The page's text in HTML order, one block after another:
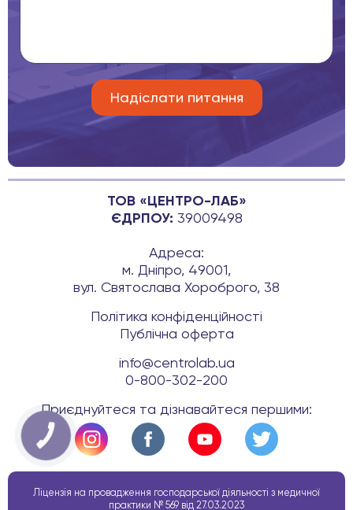
ТОВ «ЦЕНТРО-ЛАБ»
ЄДРПОУ: 39009498
Адреса:
м. Дніпро, 49001,
вул. Святослава Хороброго, 38
Політика конфіденційності
Публічна оферта
info@centrolab.ua
0-800-302-200
Приєднуйтеся та дізнавайтеся першими:
Ліцензія на провадження господарської діяльності з медичної
практики № 569 від 27.03.2023
КНОПКА
ЗВ'ЯЗКУ